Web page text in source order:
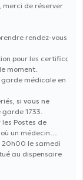
merci de réserver
rendez-vous
pour les certificats.
moment.
garde médicale en
si vous ne
garde 1733.
Postes de
un médecin
le samedi
au dispensaire